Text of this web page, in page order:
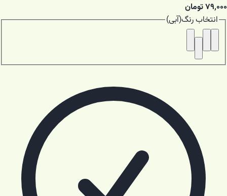
۷۹٬۰۰۰تومان
انتخابرنگ(آبی)